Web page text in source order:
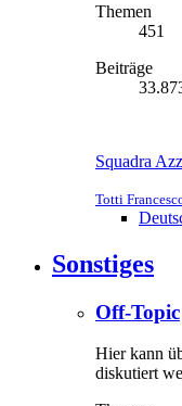
Themen
451
Beiträge
Squadra
Totti
Sonstiges
Off-Topic
Hier kann
diskutiert